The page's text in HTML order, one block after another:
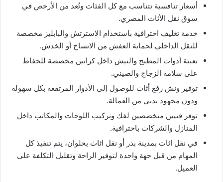
أسعار تنافسية تتناسب مع كل الفئات وتُعد من الأرخص في
سوق نقل الأثاث المصري.
خدمة تغليف احترافية باستخدام الاسترتش والبابليز مخصصة
للنقل الداخلي لحماية العفش من الاتساخ أو الخدش.
تعبئة أدوات المطبخ والنيش داخل كراتين مخصصة للحفاظ
على سلامة الزجاج والصيني.
توفير ونش رفع أثاث للوصول إلى الأدوار المرتفعة بكل سهولة
ودون مجهود بدني من العمالة.
توفر فنيين متخصصين لفك وتركيب اللوحات والمكاتب داخل
المنازل والشركات باحترافية.
في نقل اثاث بمدينة بدر أو نقل اثاث بحلوان، يتم تنفيذ كل
المهام من قبل جهة واحدة لتوفير الراحة وتقليل التكلفة على
العميل.